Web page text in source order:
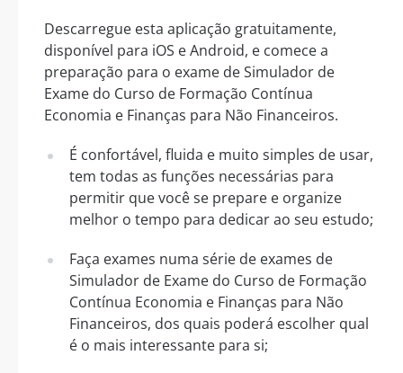
Descarregue esta aplicação gratuitamente,
disponível para iOS e Android, e comece a
preparação para o exame de Simulador de
Exame do Curso de Formação Contínua
Economia e Finanças para Não Financeiros.
É confortável, fluida e muito simples de usar,
tem todas as funções necessárias para
permitir que você se prepare e organize
melhor o tempo para dedicar ao seu estudo;
Faça exames numa série de exames de
Simulador de Exame do Curso de Formação
Contínua Economia e Finanças para Não
Financeiros, dos quais poderá escolher qual
é o mais interessante para si;